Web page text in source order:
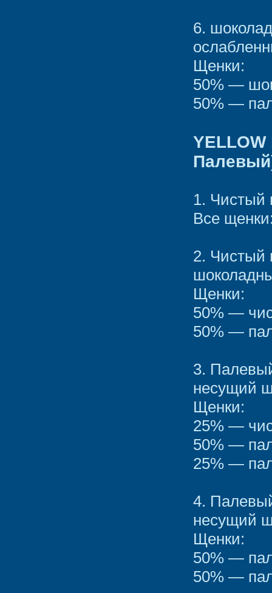
6.
Щенки:
50% —
50% —
1.
Все
2. Чистый
Щенки:
50% —
50% —
3.
несущий
Щенки:
25% —
50% —
25% —
4.
несущий
Щенки:
50% —
50% —